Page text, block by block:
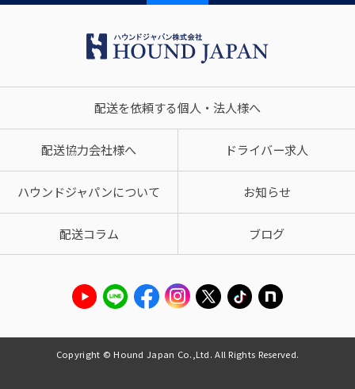
配送を依頼する個人・法人様へ
配送協力会社様へ ドライバー求人
ハウンドジャパンについて お知らせ
配送コラム ブログ
Copyright © Hound Japan Co.,Ltd. All Rights Reserved.